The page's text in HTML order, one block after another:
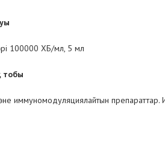
100000 ХБ/мл, 5 мл
тобы
иммуномодуляциялайтын